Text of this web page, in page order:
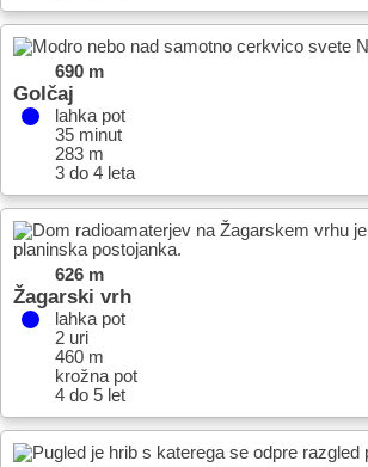
690 m
Golčaj
lahka pot
35 minut
283 m
3 do 4 leta
626 m
Žagarski vrh
lahka pot
2 uri
460 m
krožna pot
4 do 5 let